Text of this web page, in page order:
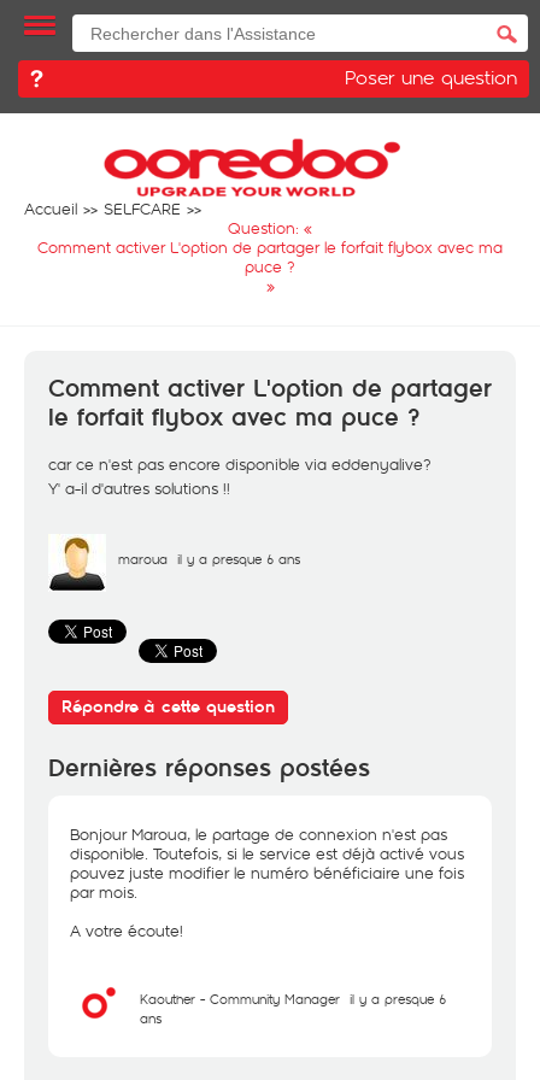
Poser une question
Accueil
SELFCARE
Question: «
Comment activer L'option de partager le forfait flybox avec ma
puce ?
»
Comment activer L'option de partager
le forfait flybox avec ma puce ?
car ce n'est pas encore disponible via eddenyalive?
Y' a-il d'autres solutions !!
maroua il y a presque 6 ans
Répondre à cette question
Dernières réponses postées
Bonjour Maroua, le partage de connexion n'est pas
disponible. Toutefois, si le service est déjà activé vous
pouvez juste modifier le numéro bénéficiaire une fois
par mois.
A votre écoute!
Kaouther - Community Manager il y a presque 6
ans